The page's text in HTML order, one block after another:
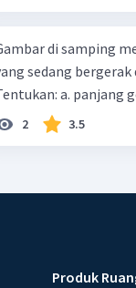
di samping
sedang
2 3.5
Produk